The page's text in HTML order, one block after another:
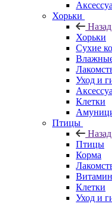
Хорьки
Назад
Хорьки
Сухие
Уход и
Клетки
Птицы
Назад
Птицы
Корма
Клетки
Уход и